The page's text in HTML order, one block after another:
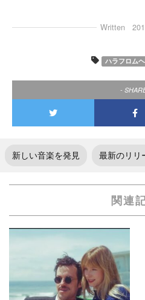
Written
ハラフロム
-
新しい音楽を発見 最新のリリ
関連